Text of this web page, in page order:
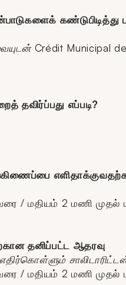
கண்டுபிடித்து
Crédit Municipal
தவிர்ப்பது எப்படி?
/ மதியம் 2 மணி
தனிப்பட்ட ஆதரவு
/ மதியம் 2 மணி